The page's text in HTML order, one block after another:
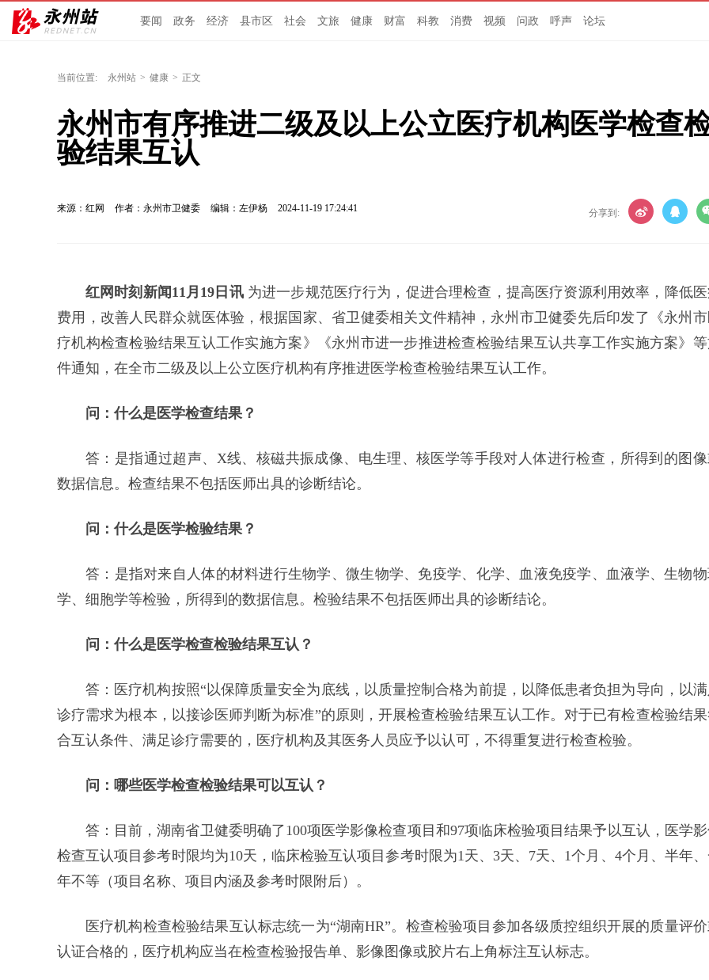
要闻 政务 经济 县市区 社会 文旅 健康 财富 科教 消费 视频 问政 呼声 论坛
当前位置: 永州站 > 健康 > 正文
永州市有序推进二级及以上公立医疗机构医学检查
验结果互认
来源：红网 作者：永州市卫健委 编辑：左伊杨 2024-11-19 17:24:41 分享到:
红网时刻新闻11月19日讯为进一步规范医疗行为，促进合理检查，提高医疗资源利用效率，降低
费用，改善人民群众就医体验，根据国家、省卫健委相关文件精神，永州市卫健委先后印发了《永州
疗机构检查检验结果互认工作实施方案》《永州市进一步推进检查检验结果互认共享工作实施方案》
件通知，在全市二级及以上公立医疗机构有序推进医学检查检验结果互认工作。
问：什么是医学检查结果？
答：是指通过超声、X线、核磁共振成像、电生理、核医学等手段对人体进行检查，所得到的图
数据信息。检查结果不包括医师出具的诊断结论。
问：什么是医学检验结果？
答：是指对来自人体的材料进行生物学、微生物学、免疫学、化学、血液免疫学、血液学、生物
学、细胞学等检验，所得到的数据信息。检验结果不包括医师出具的诊断结论。
问：什么是医学检查检验结果互认？
答：医疗机构按照“以保障质量安全为底线，以质量控制合格为前提，以降低患者负担为导向，以
诊疗需求为根本，以接诊医师判断为标准”的原则，开展检查检验结果互认工作。对于已有检查检验结
合互认条件、满足诊疗需要的，医疗机构及其医务人员应予以认可，不得重复进行检查检验。
问：哪些医学检查检验结果可以互认？
答：目前，湖南省卫健委明确了100项医学影像检查项目和97项临床检验项目结果予以互认，医学
检查互认项目参考时限均为10天，临床检验互认项目参考时限为1天、3天、7天、1个月、4个月、半年
年不等（项目名称、项目内涵及参考时限附后）。
医疗机构检查检验结果互认标志统一为“湖南HR”。检查检验项目参加各级质控组织开展的质量评
认证合格的，医疗机构应当在检查检验报告单、影像图像或胶片右上角标注互认标志。